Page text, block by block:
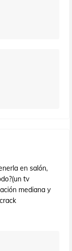
en salón,
tv
mediana y